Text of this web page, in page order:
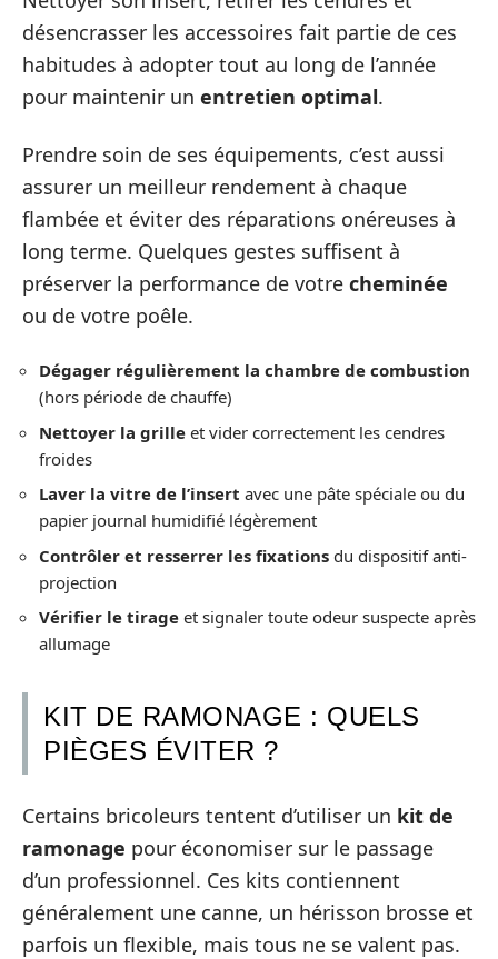
désencrasser les accessoires fait partie de ces
habitudes à adopter tout au long de l’année
pour maintenir un entretien optimal.
Prendre soin de ses équipements, c’est aussi
assurer un meilleur rendement à chaque
flambée et éviter des réparations onéreuses à
long terme. Quelques gestes suffisent à
préserver la performance de votre cheminée
ou de votre poêle.
Dégager régulièrement la chambre de combustion
(hors période de chauffe)
Nettoyer la grille et vider correctement les cendres
froides
Laver la vitre de l’insert avec une pâte spéciale ou du
papier journal humidifié légèrement
Contrôler et resserrer les fixations du dispositif anti-
projection
Vérifier le tirage et signaler toute odeur suspecte après
allumage
KIT DE RAMONAGE : QUELS
PIÈGES ÉVITER ?
Certains bricoleurs tentent d’utiliser un kit de
ramonage pour économiser sur le passage
d’un professionnel. Ces kits contiennent
généralement une canne, un hérisson brosse et
parfois un flexible, mais tous ne se valent pas.